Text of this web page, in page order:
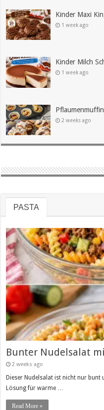
Kinder Maxi
1 week ago
Kinder Milch
1 week ago
2 weeks ago
PASTA
Bunter Nudelsalat
2 weeks ago
Dieser Nudelsalat ist nicht nur bunt
Lösung für warme …
Read More »